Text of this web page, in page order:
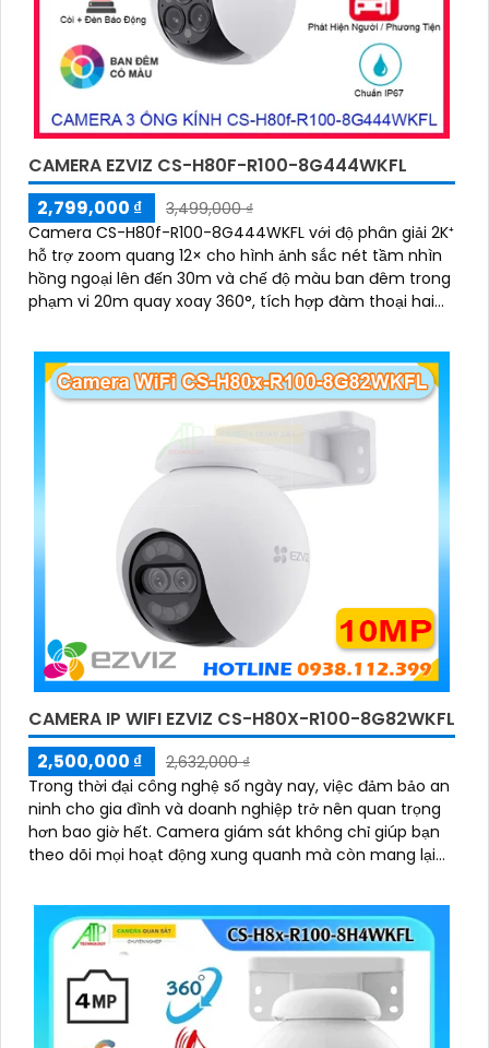
CAMERA EZVIZ CS-H80F-R100-8G444WKFL
2,799,000 ₫
3,499,000 ₫
Camera CS-H80f-R100-8G444WKFL với độ phân giải 2K⁺
hỗ trợ zoom quang 12× cho hình ảnh sắc nét tầm nhìn
hồng ngoại lên đến 30m và chế độ màu ban đêm trong
phạm vi 20m quay xoay 360°, tích hợp đàm thoại hai
cao an ninh hiệu quả. Đạt chuẩn IP67 có khả năng
chống bụi, nước, đảm bảo hoạt động ổn định trong mọi
điều kiện thời tiết
CAMERA IP WIFI EZVIZ CS-H80X-R100-8G82WKFL
2,500,000 ₫
2,632,000 ₫
Trong thời đại công nghệ số ngày nay, việc đảm bảo an
ninh cho gia đình và doanh nghiệp trở nên quan trọng
hơn bao giờ hết. Camera giám sát không chỉ giúp bạn
theo dõi mọi hoạt động xung quanh mà còn mang lại